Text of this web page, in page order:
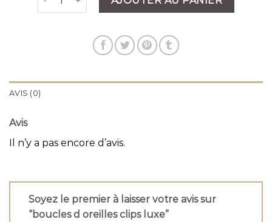
AVIS (0)
Avis
Il n’y a pas encore d’avis.
Soyez le premier à laisser votre avis sur
“boucles d oreilles clips luxe”